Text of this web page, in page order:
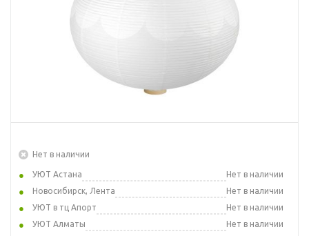
Нет в наличии
УЮТ Астана
Нет в наличии
Новосибирск, Лента
Нет в наличии
УЮТ в тц Апорт
Нет в наличии
УЮТ Алматы
Нет в наличии